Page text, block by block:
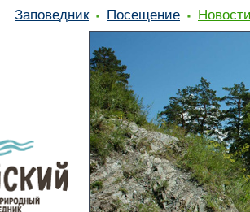
Заповедник Посещение